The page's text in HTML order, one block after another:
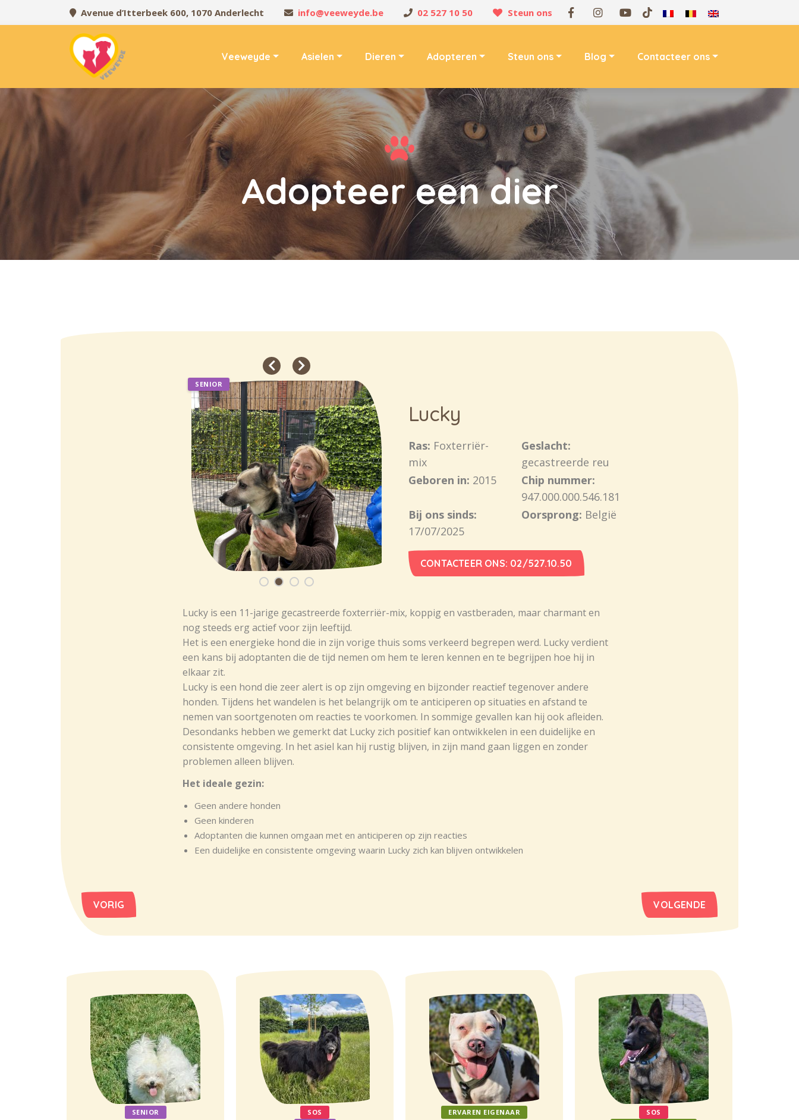
Avenue d’Itterbeek 600, 1070 Anderlecht info@veeweyde.be 02 527 10 50 Steun ons
Veeweyde Asielen Dieren Adopteren Steun ons Blog Contacteer ons
Adopteer een dier
SENIOR
Lucky
Ras: Foxterriër-
mix
Geslacht:
gecastreerde reu
Geboren in: 2015
Chip nummer:
947.000.000.546.181
Bij ons sinds:
17/07/2025
Oorsprong: België
CONTACTEER ONS: 02/527.10.50
Lucky is een 11-jarige gecastreerde foxterriër-mix, koppig en vastberaden, maar charmant en
nog steeds erg actief voor zijn leeftijd.
Het is een energieke hond die in zijn vorige thuis soms verkeerd begrepen werd. Lucky verdient
een kans bij adoptanten die de tijd nemen om hem te leren kennen en te begrijpen hoe hij in
elkaar zit.
Lucky is een hond die zeer alert is op zijn omgeving en bijzonder reactief tegenover andere
honden. Tijdens het wandelen is het belangrijk om te anticiperen op situaties en afstand te
nemen van soortgenoten om reacties te voorkomen. In sommige gevallen kan hij ook afleiden.
Desondanks hebben we gemerkt dat Lucky zich positief kan ontwikkelen in een duidelijke en
consistente omgeving. In het asiel kan hij rustig blijven, in zijn mand gaan liggen en zonder
problemen alleen blijven.
Het ideale gezin:
Geen andere honden
Geen kinderen
Adoptanten die kunnen omgaan met en anticiperen op zijn reacties
Een duidelijke en consistente omgeving waarin Lucky zich kan blijven ontwikkelen
VORIG VOLGENDE
SENIOR
SOS
ERVAREN EIGENAAR
SOS